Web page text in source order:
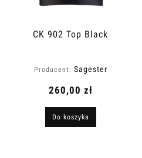
CK 902 Top Black
Producent: Sagester
260,00 zł
Do koszyka